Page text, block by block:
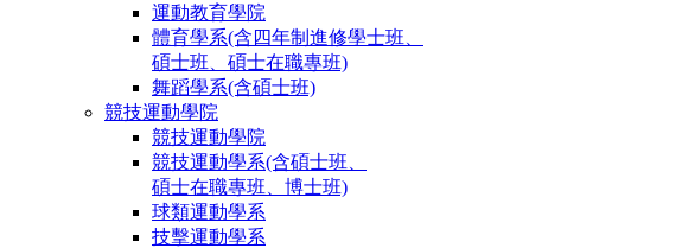
運動教育學院
體育學系(含四年制進修學士班、
碩士班、碩士在職專班)
舞蹈學系(含碩士班)
競技運動學院
競技運動學院
競技運動學系(含碩士班、
碩士在職專班、博士班)
球類運動學系
技擊運動學系